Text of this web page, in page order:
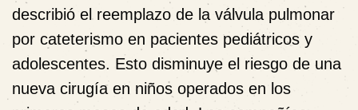
describió el reemplazo de la válvula pulmonar
por cateterismo en pacientes pediátricos y
adolescentes. Esto disminuye el riesgo de una
nueva cirugía en niños operados en los